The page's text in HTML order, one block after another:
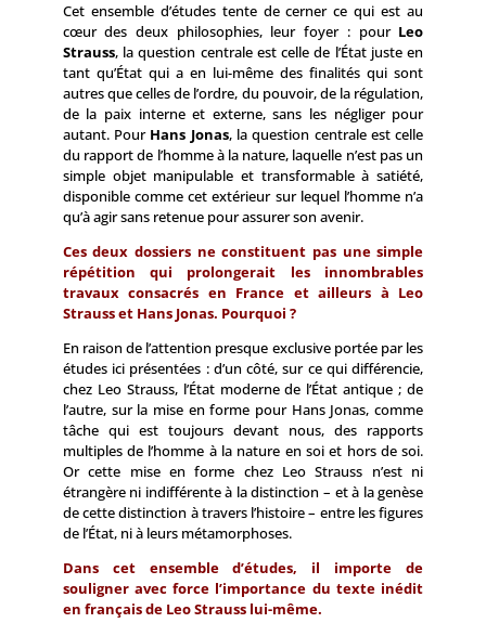
Cet ensemble d’études tente de cerner ce qui est au
cœur des deux philosophies, leur foyer : pour Leo
Strauss, la question centrale est celle de l’État juste en
tant qu’État qui a en lui-même des finalités qui sont
autres que celles de l’ordre, du pouvoir, de la régulation,
de la paix interne et externe, sans les négliger pour
autant. Pour Hans Jonas, la question centrale est celle
du rapport de l’homme à la nature, laquelle n’est pas un
simple objet manipulable et transformable à satiété,
disponible comme cet extérieur sur lequel l’homme n’a
qu’à agir sans retenue pour assurer son avenir.
Ces deux dossiers ne constituent pas une simple
répétition qui prolongerait les innombrables
travaux consacrés en France et ailleurs à Leo
Strauss et Hans Jonas. Pourquoi ?
En raison de l’attention presque exclusive portée par les
études ici présentées : d’un côté, sur ce qui différencie,
chez Leo Strauss, l’État moderne de l’État antique ; de
l’autre, sur la mise en forme pour Hans Jonas, comme
tâche qui est toujours devant nous, des rapports
multiples de l’homme à la nature en soi et hors de soi.
Or cette mise en forme chez Leo Strauss n’est ni
étrangère ni indifférente à la distinction – et à la genèse
de cette distinction à travers l’histoire – entre les figures
de l’État, ni à leurs métamorphoses.
Dans cet ensemble d’études, il importe de
souligner avec force l’importance du texte inédit
en français de Leo Strauss lui-même.